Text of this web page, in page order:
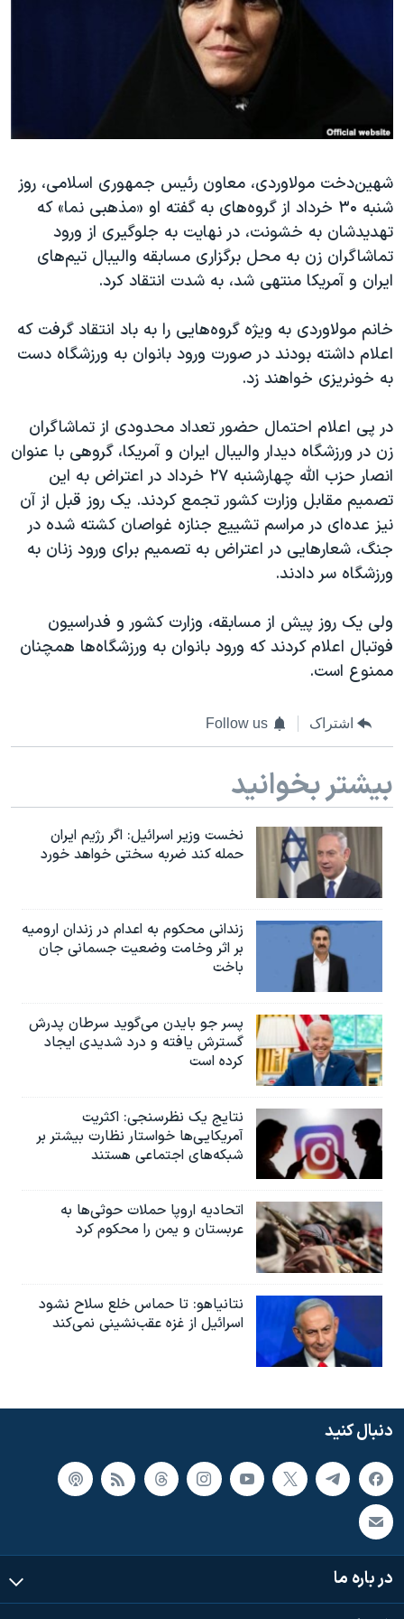
فرهنگ و زندگی
حقوق شهروندی
اقتصادی
گالری عکس
آرشیو پخش زنده
انتخابات ریاست جمهوری آمریکا ۲۰۲۴
حمله جمهوری اسلامی به اسرائیل
اعتراضات زن، زندگی، آزادی
مجموعه مستندهای دادخواهی
تریبونال مردمی آبان ۹۸
دادگاه حمید نوری
قانون شفافیت دارائی کادر رهبری ایران
اعتراضات مردمی آبان ۹۸
نرگس محمدی برنده جایزه نوبل صلح
همایش محافظه‌کاران آمریکا «سی‌پک»
صفحه‌های ویژه
سفر پرزیدنت ترامپ به چین
زبانهای مختلف
شهین‌دخت مولاوردی، معاون رئیس جمهوری اسلامی، روز
شنبه ۳۰ خرداد از گروه‌های به گفته او «مذهبی نما» که
تهدیدشان به خشونت، در نهایت به جلوگیری از ورود
تماشاگران زن به محل برگزاری مسابقه والیبال تیم‌های
ایران و آمریکا منتهی شد، به شدت انتقاد کرد.
خانم مولاوردی به ویژه گروه‌هایی را به باد انتقاد گرفت که
اعلام داشته بودند در صورت ورود بانوان به ورزشگاه دست
به خونریزی خواهند زد.
در پی اعلام احتمال حضور تعداد محدودی از تماشاگران
زن در ورزشگاه دیدار والیبال ایران و آمریکا، گروهی با عنوان
انصار حزب الله چهارشنبه ۲۷ خرداد در اعتراض به این
تصمیم مقابل وزارت کشور تجمع کردند. یک روز قبل از آن
نیز عده‌ای در مراسم تشییع جنازه غواصان کشته شده در
جنگ، شعارهایی در اعتراض به تصمیم برای ورود زنان به
ورزشگاه سر دادند.
ولی یک روز پیش از مسابقه، وزارت کشور و فدراسیون
فوتبال اعلام کردند که ورود بانوان به ورزشگاه‌ها همچنان
ممنوع است.
اشتراک Follow us
بیشتر بخوانید
نخست وزیر اسرائيل: اگر رژیم ایران
حمله کند ضربه سختی خواهد خورد
زندانی محکوم به اعدام در زندان ارومیه
بر اثر وخامت وضعیت جسمانی جان
باخت
پسر جو بایدن می‌گوید سرطان پدرش
گسترش یافته و درد شدیدی ایجاد
کرده است
نتایج یک نظرسنجی: اکثریت
آمریکایی‌ها خواستار نظارت بیشتر بر
شبکه‌های اجتماعی هستند
اتحادیه اروپا حملات حوثی‌ها به
عربستان و یمن را محکوم کرد
نتانیاهو: تا حماس خلع سلاح نشود
اسرائیل از غزه عقب‌نشینی نمی‌کند
دنبال کنید
در باره ما